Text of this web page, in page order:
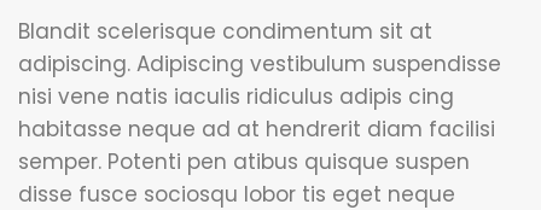
Blandit scelerisque condimentum sit at
adipiscing. Adipiscing vestibulum suspendisse
nisi vene natis iaculis ridiculus adipis cing
habitasse neque ad at hendrerit diam facilisi
semper. Potenti pen atibus quisque suspen
disse fusce sociosqu lobor tis eget neque